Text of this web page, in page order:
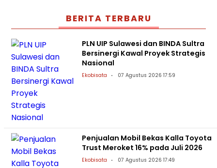
BERITA TERBARU
PLN UIP Sulawesi dan BINDA Sultra
Bersinergi Kawal Proyek Strategis
Nasional
Ekobisata 07 Agustus 2026 17:59
Penjualan Mobil Bekas Kalla Toyota
Trust Meroket 16% pada Juli 2026
Ekobisata 07 Agustus 2026 17:49